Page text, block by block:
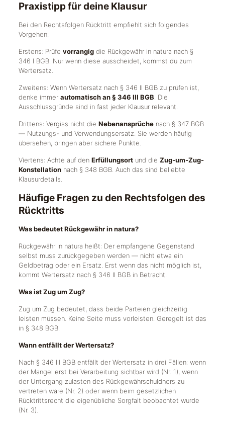
Praxistipp für deine Klausur
Bei den Rechtsfolgen Rücktritt empfiehlt sich folgendes
Vorgehen:
Erstens: Prüfe vorrangigdie Rückgewähr in natura nach §
346 I BGB. Nur wenn diese ausscheidet, kommst du zum
Wertersatz.
Zweitens: Wenn Wertersatz nach § 346 II BGB zu prüfen ist,
denke immer automatisch an § 346 III BGB . Die
Ausschlussgründe sind in fast jeder Klausur relevant.
Drittens: Vergiss nicht die Nebenansprüchenach § 347 BGB
— Nutzungs- und Verwendungsersatz. Sie werden häufig
übersehen, bringen aber sichere Punkte.
Viertens: Achte auf den Erfüllungsortund die Zug-um-Zug-
Konstellationnach § 348 BGB. Auch das sind beliebte
Klausurdetails.
Häufige Fragen zu den Rechtsfolgen des
Rücktritts
Was bedeutet Rückgewähr in natura?
Rückgewähr in natura heißt: Der empfangene Gegenstand
selbst muss zurückgegeben werden — nicht etwa ein
Geldbetrag oder ein Ersatz. Erst wenn das nicht möglich ist,
kommt Wertersatz nach § 346 II BGB in Betracht.
Was ist Zug um Zug?
Zug um Zug bedeutet, dass beide Parteien gleichzeitig
leisten müssen. Keine Seite muss vorleisten. Geregelt ist das
in § 348 BGB.
Wann entfällt der Wertersatz?
Nach § 346 III BGB entfällt der Wertersatz in drei Fällen: wenn
der Mangel erst bei Verarbeitung sichtbar wird (Nr. 1), wenn
der Untergang zulasten des Rückgewährschuldners zu
vertreten wäre (Nr. 2) oder wenn beim gesetzlichen
Rücktrittsrecht die eigenübliche Sorgfalt beobachtet wurde
(Nr. 3).